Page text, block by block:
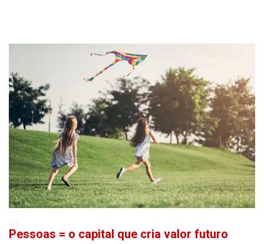
Pessoas = o capital que cria valor futuro